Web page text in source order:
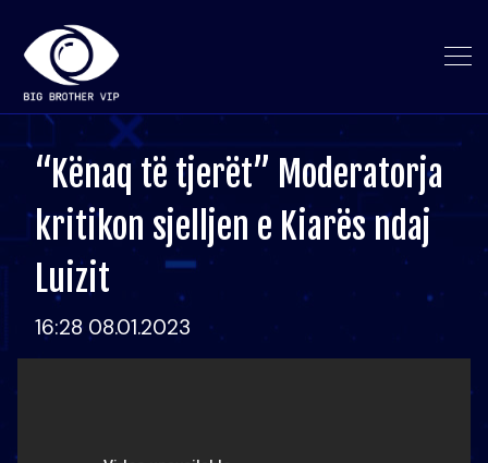
“Kënaq të tjerët” Moderatorja
kritikon sjelljen e Kiarës ndaj
Luizit
16:28 08.01.2023